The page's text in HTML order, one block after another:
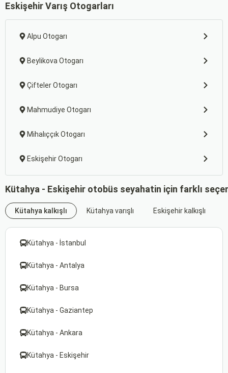
Eskişehir Varış Otogarları
Alpu Otogarı
Beylikova Otogarı
Çifteler Otogarı
Mahmudiye Otogarı
Mihalıççık Otogarı
Eskişehir Otogarı
Kütahya - Eskişehir otobüs seyahatin için farklı
Kütahya kalkışlı Kütahya varışlı Eskişehir kalkışlı
Kütahya - İstanbul
Kütahya - Antalya
Kütahya - Bursa
Kütahya - Gaziantep
Kütahya - Ankara
Kütahya - Eskişehir